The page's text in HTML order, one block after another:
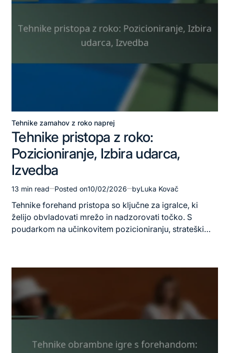
Posted
Tehnike zamahov z roko naprej
Tehnike pristopa z roko:
Pozicioniranje, Izbira udarca,
Izvedba
Estimated
read
time
13 min read Posted on10/02/2026 byLuka Kovač
Tehnike forehand pristopa so ključne za igralce, ki
želijo obvladovati mrežo in nadzorovati točko. S
poudarkom na učinkovitem pozicioniranju, strateški…